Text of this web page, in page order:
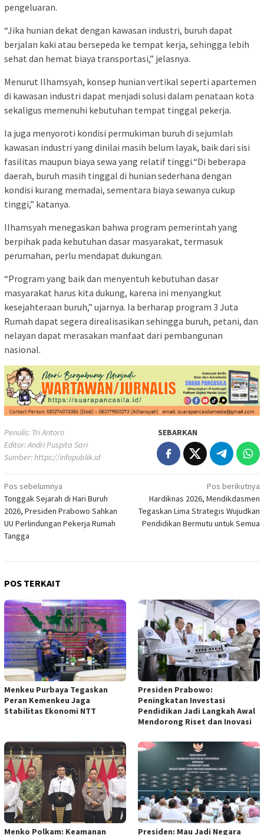
pengeluaran.
“Jika hunian dekat dengan kawasan industri, buruh dapat
berjalan kaki atau bersepeda ke tempat kerja, sehingga lebih
sehat dan hemat biaya transportasi,” jelasnya.
Menurut Ilhamsyah, konsep hunian vertikal seperti apartemen
di kawasan industri dapat menjadi solusi dalam penataan kota
sekaligus memenuhi kebutuhan tempat tinggal pekerja.
Ia juga menyoroti kondisi permukiman buruh di sejumlah
kawasan industri yang dinilai masih belum layak, baik dari sisi
fasilitas maupun biaya sewa yang relatif tinggi.“Di beberapa
daerah, buruh masih tinggal di hunian sederhana dengan
kondisi kurang memadai, sementara biaya sewanya cukup
tinggi,” katanya.
Ilhamsyah menegaskan bahwa program pemerintah yang
berpihak pada kebutuhan dasar masyarakat, termasuk
perumahan, perlu mendapat dukungan.
“Program yang baik dan menyentuh kebutuhan dasar
masyarakat harus kita dukung, karena ini menyangkut
kesejahteraan buruh,” ujarnya. Ia berharap program 3 Juta
Rumah dapat segera direalisasikan sehingga buruh, petani, dan
nelayan dapat merasakan manfaat dari pembangunan
nasional.
Penulis: Tri Antoro
Editor: Andri Puspita Sari
Sumber:https://infopublik.id
SEBARKAN
Navigasi
pos
Pos sebelumnya
Tonggak Sejarah di Hari Buruh
2026, Presiden Prabowo Sahkan
UU Perlindungan Pekerja Rumah
Tangga
Pos berikutnya
Hardiknas 2026, Mendikdasmen
Tegaskan Lima Strategis Wujudkan
Pendidikan Bermutu untuk Semua
POS TERKAIT
Menkeu Purbaya Tegaskan
Peran Kemenkeu Jaga
Stabilitas Ekonomi NTT
Presiden Prabowo:
Peningkatan Investasi
Pendidikan Jadi Langkah Awal
Mendorong Riset dan Inovasi
Menko Polkam: Keamanan Presiden: Mau Jadi Negara